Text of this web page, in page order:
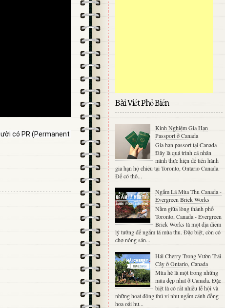
có PR (Permanent
Bài Viết Phổ Biến
Kinh Nghiệm Gia Hạn
Passport ở Canada
Gia hạn passort tại Canada
Đây là quá trình cá nhân
mình thực hiện để tiến hành
gia hạn hộ chiếu tại Toronto, Ontario Canada.
Để có thô...
Ngắm Lá Mùa Thu Canada -
Evergreen Brick Works
Nằm giữa lòng thành phố
Toronto, Canada - Evergreen
Brick Works là một địa điểm
lý tưởng để ngắm lá mùa thu. Đặc biệt, còn có
chợ nông sản...
Hái Cherry Trong Vườn Trái
Cây ở Ontario, Canada
Mùa hè là một trong những
mùa đẹp nhất ở Canada. Đặc
biệt là có rất nhiều lễ hội và
những hoạt động thú vị như ngắm cánh đồng
hoa oải hư...